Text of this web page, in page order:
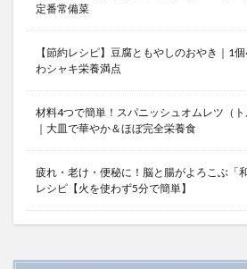
定番常備菜
【節約レシピ】豆腐ともやしのおやき｜1
わシャキ栄養満点
材料4つで簡単！スパニッシュオムレツ（
｜大皿で華やか＆ほぼ完全栄養食
疲れ・老け・便秘に！脳と腸がよろこぶ「
レシピ【火を使わず5分で簡単】